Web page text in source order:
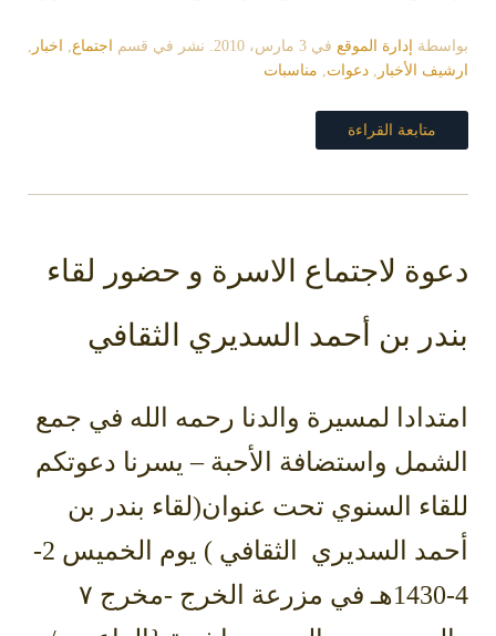
بواسطة إدارة الموقع في 3 مارس، 2010 . نشر في قسم اجتماع, اخبار ,
ارشيف الأخبار , دعوات, مناسبات
متابعة القراءة
دعوة لاجتماع الاسرة و حضور لقاء
بندر بن أحمد السديري الثقافي
امتدادا لمسيرة والدنا رحمه الله في جمع
الشمل واستضافة الأحبة – يسرنا دعوتكم
للقاء السنوي تحت عنوان(لقاء بندر بن
أحمد السديري الثقافي ) يوم الخميس 2-
4-1430هـ في مزرعة الخرج -مخرج ٧